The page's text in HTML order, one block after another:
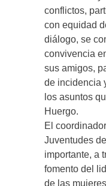
conflictos,
con equidad
diálogo, se
convivencia
sus amigos,
de incidencia
los asuntos
Huergo.
El
Juventudes
importante, a
fomento del
de las